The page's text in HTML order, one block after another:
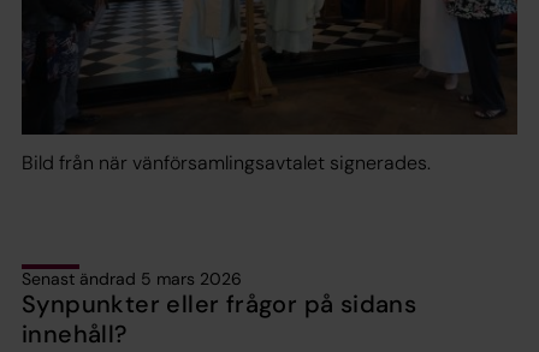
Bild från när vänförsamlingsavtalet signerades.
Senast ändrad 5 mars 2026
Synpunkter eller frågor på sidans
innehåll?